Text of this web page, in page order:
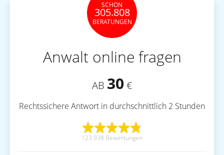
SCHON
305.808
BERATUNGEN
Anwalt online fragen
AB 30 €
Rechtssichere Antwort in durchschnittlich 2 Stunden
123.938 Bewertungen